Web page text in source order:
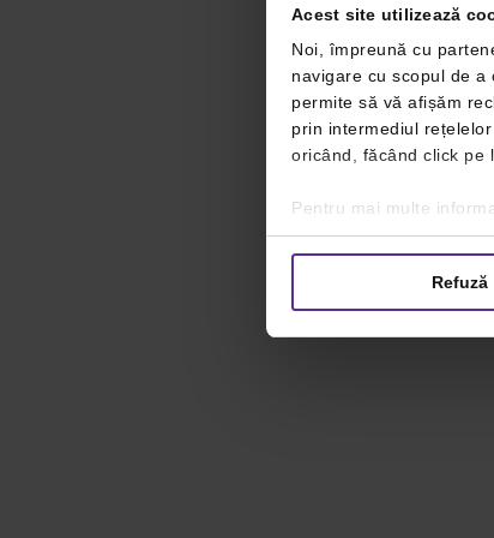
Acest site utilizează
Noi, împreună cu
navigare cu scopul de
permite să vă afișăm
prin intermediul
oricând, făcând click pe
Pentru mai multe
Refuză